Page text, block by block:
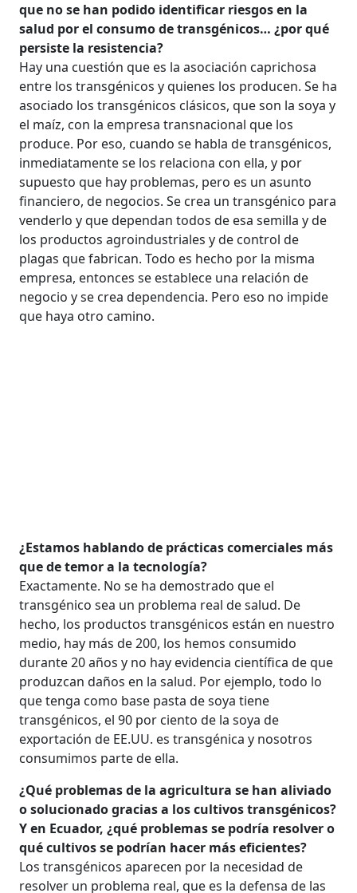
que no se han podido identificar riesgos en la
salud por el consumo de transgénicos… ¿por qué
persiste la resistencia?
Hay una cuestión que es la asociación caprichosa
entre los transgénicos y quienes los producen. Se ha
asociado los transgénicos clásicos, que son la soya y
el maíz, con la empresa transnacional que los
produce. Por eso, cuando se habla de transgénicos,
inmediatamente se los relaciona con ella, y por
supuesto que hay problemas, pero es un asunto
financiero, de negocios. Se crea un transgénico para
venderlo y que dependan todos de esa semilla y de
los productos agroindustriales y de control de
plagas que fabrican. Todo es hecho por la misma
empresa, entonces se establece una relación de
negocio y se crea dependencia. Pero eso no impide
que haya otro camino.
¿Estamos hablando de prácticas comerciales más
que de temor a la tecnología?
Exactamente. No se ha demostrado que el
transgénico sea un problema real de salud. De
hecho, los productos transgénicos están en nuestro
medio, hay más de 200, los hemos consumido
durante 20 años y no hay evidencia científica de que
produzcan daños en la salud. Por ejemplo, todo lo
que tenga como base pasta de soya tiene
transgénicos, el 90 por ciento de la soya de
exportación de EE.UU. es transgénica y nosotros
consumimos parte de ella.
¿Qué problemas de la agricultura se han aliviado
o solucionado gracias a los cultivos transgénicos?
Y en Ecuador, ¿qué problemas se podría resolver o
qué cultivos se podrían hacer más eficientes?
Los transgénicos aparecen por la necesidad de
resolver un problema real, que es la defensa de las